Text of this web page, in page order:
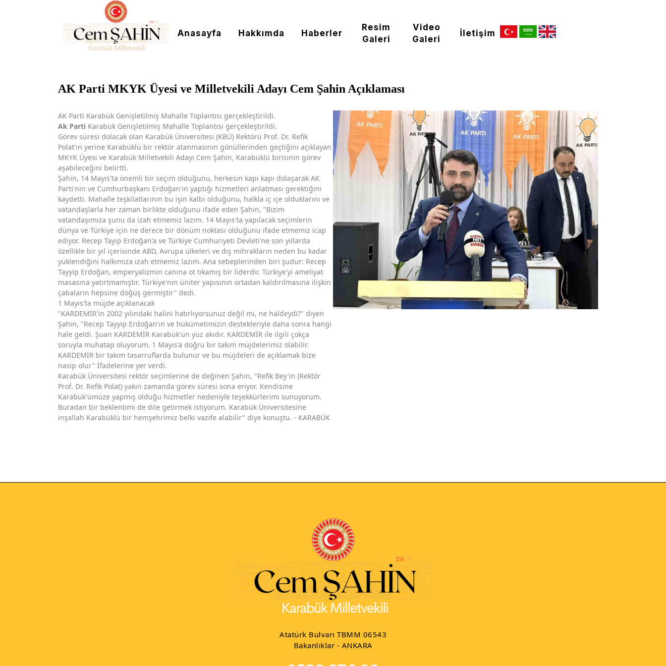
AK Parti MKYK Üyesi ve Milletvekili Adayı Cem Şahin Açıklaması
AK Parti Karabük Genişletilmiş Mahalle Toplantısı gerçekleştirildi.
Ak Parti Karabük Genişletilmiş Mahalle Toplantısı gerçekleştirildi.
Görev süresi dolacak olan Karabük Üniversitesi (KBÜ) Rektörü Prof. Dr. Refik
Polat'ın yerine Karabüklü bir rektör atanmasının gönüllerinden geçtiğini açıklayan
MKYK Üyesi ve Karabük Milletvekili Adayı Cem Şahin, Karabüklü birisinin görev
aşabileceğini belirtti.
Şahin, 14 Mayıs'ta önemli bir seçim olduğunu, herkesin kapı kapı dolaşarak AK
Parti'nin ve Cumhurbaşkanı Erdoğan'ın yaptığı hizmetleri anlatması gerektiğini
kaydetti. Mahalle teşkilatlarının bu işin kalbi olduğunu, halkla iç içe olduklarını ve
vatandaşlarla her zaman birlikte olduğunu ifade eden Şahin, "Bizim
vatandaşımıza şunu da izah etmemiz lazım. 14 Mayıs'ta yapılacak seçimlerin
dünya ve Türkiye için ne derece bir dönüm noktası olduğunu ifade etmemiz icap
ediyor. Recep Tayip Erdoğan'a ve Türkiye Cumhuriyeti Devleti'ne son yıllarda
özellikle bir yıl içerisinde ABD, Avrupa ülkeleri ve dış mihrakların neden bu kadar
yüklendiğini halkımıza izah etmemiz lazım. Ana sebeplerinden biri şudur: Recep
Tayyip Erdoğan, emperyalizmin canına ot tıkamış bir liderdir. Türkiye'yi ameliyat
masasına yatırtmamıştır. Türkiye'nin üniter yapısının ortadan kaldırılmasına ilişkin
çabaların hepsine döğüş germiştir" dedi.
1 Mayıs'ta müjde açıklanacak
"KARDEMİR'in 2002 yılındaki halini hatırlıyorsunuz değil mi, ne haldeydi?" diyen
Şahin, "Recep Tayyip Erdoğan'ın ve hükümetimizin destekleriyle daha sonra hangi
hale geldi. Şuan KARDEMİR Karabük'ün yüz akıdır. KARDEMİR ile ilgili çokça
soruyla muhatap oluyorum. 1 Mayıs'a doğru bir takım müjdelerimiz olabilir.
KARDEMİR bir takım tasarruflarda bulunur ve bu müjdeleri de açıklamak bize
nasip olur" İfadelerine yer verdi.
Karabük Üniversitesi rektör seçimlerine de değinen Şahin, "Refik Bey'in (Rektör
Prof. Dr. Refik Polat) yakın zamanda görev süresi sona eriyor. Kendisine
Karabük'ümüze yapmış olduğu hizmetler nedeniyle teşekkürlerimi sunuyorum.
Buradan bir beklentimi de dile getirmek istiyorum. Karabük Üniversitesine
inşallah Karabüklü bir hemşehrimiz belki vazife alabilir" diye konuştu. - KARABÜK
Anasayfa Hakkımda Haberler
Resim
Galeri
Video
Galeri
İletişim
Atatürk Bulvarı TBMM 06543
Bakanlıklar - ANKARA